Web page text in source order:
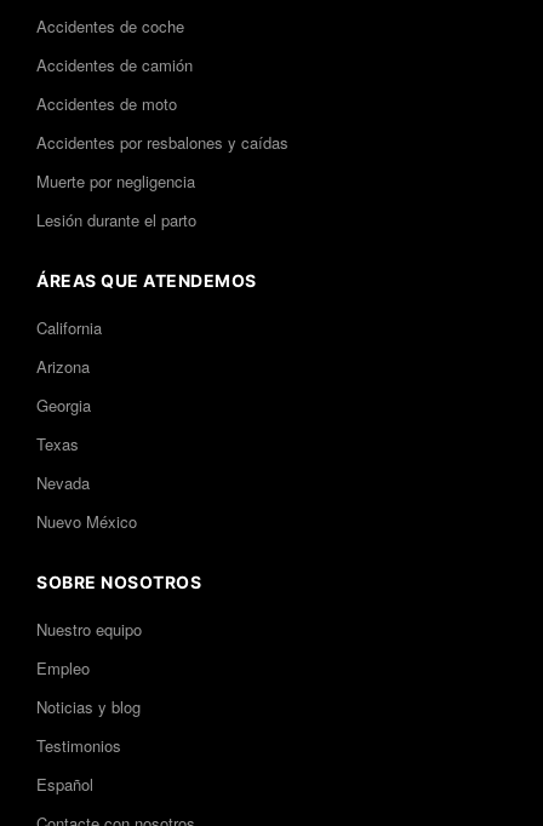
Accidentes de coche
Accidentes de camión
Accidentes de moto
Accidentes por resbalones y caídas
Muerte por negligencia
Lesión durante el parto
ÁREAS QUE ATENDEMOS
California
Arizona
Georgia
Texas
Nevada
Nuevo México
SOBRE NOSOTROS
Nuestro equipo
Empleo
Noticias y blog
Testimonios
Español